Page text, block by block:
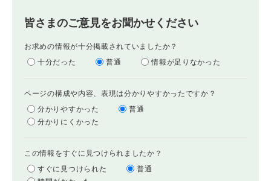
皆さまのご意見をお聞かせください
お求めの情報が十分掲載されていましたか？
十分だった
普通 情報が足りなかった
ページの構成や内容、表現は分かりやすかったですか？
分かりやすかった
普通
分かりにくかった
この情報をすぐに見つけられましたか？
すぐに見つけられた
普通